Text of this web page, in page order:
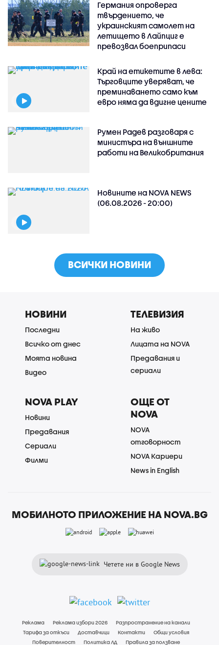
Германия опроверга
твърдението, че
украинският самолет на
летището в Лайпциг е
превозвал боеприпаси
Край на етикетите в лева:
Търговците уверяват, че
преминаването само към
евро няма да вдигне цените
Румен Радев разговаря с
министъра на външните
работи на Великобритания
Новините на NOVA NEWS
(06.08.2026 - 20:00)
ВСИЧКИ НОВИНИ
НОВИНИ
Последни
Всичко от днес
Моята новина
Видео
ТЕЛЕВИЗИЯ
На живо
Лицата на NOVA
Предавания и
сериали
NOVA PLAY
Новини
Предавания
Сериали
Филми
ОЩЕ ОТ
NOVA
NOVA
отговорност
NOVA Кариери
News in English
МОБИЛНОТО ПРИЛОЖЕНИЕ НА NOVA.BG
Четете ни в Google News
Реклама Реклама избори 2026
Разпространение на канали
Тарифа за откъси
Доставчици Контакти
Общи условия
Поверителност
Политика ЛД Правила за ползване